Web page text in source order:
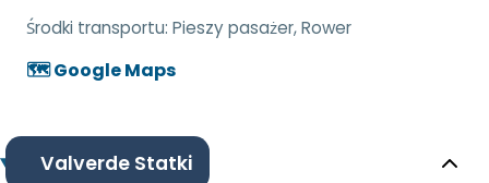
Środki transportu: Pieszy pasażer, Rower
🗺️ Google Maps
Valverde Statki